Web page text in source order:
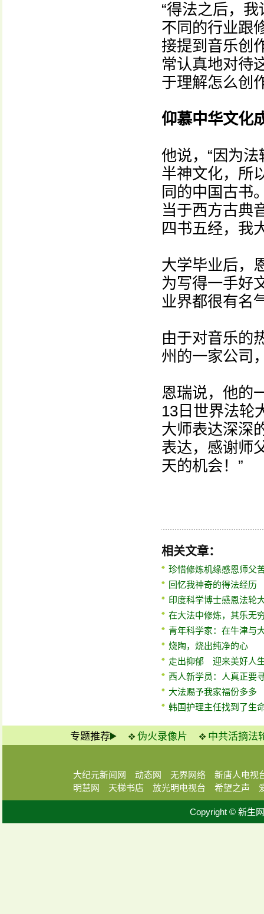
“得法之后，
不同的行业跟
接提到音乐创
常认真地对待
于理解怎么创
仰慕中华文化
他说，“因为
半神文化，所
同的中国古书
当于西方古典
四书五经，我
大学毕业后，
为写得一手好
业界都很有名
由于对音乐的
州的一家公司
恩瑞说，他的
13日世界法轮
大师表达深深
表达，感谢师
天的机会！”
相关文章：
珍惜修炼机缘感恩师父
回忆我神奇的得法经历
印度科学博士感恩法轮
在大法中修炼，其乐无
青年科学家：在牛津与
烧陶，烧出纯净的心
走出抑郁 迎来美好人
西人新学员：人真正要
大法赐予我家福份多多
韩国护理主任找到了生
专题推荐 伪火录像片 中共活摘法
大纪元新闻网 动态网 无界网络
新唐人电视
明慧网
天梯书店 放光明电视台 希望之声
Copyright © 新生